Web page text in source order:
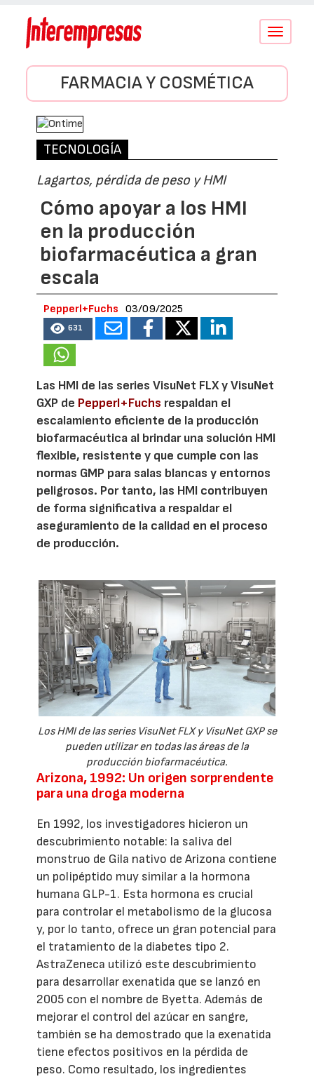
Conmutar
FARMACIA Y COSMÉTICA
TECNOLOGÍA
Lagartos, pérdida de peso y HMI
Cómo apoyar a los HMI
en la producción
biofarmacéutica a gran
escala
Pepperl+Fuchs 03/09/2025
631
Las HMI de las series VisuNet FLX y VisuNet
GXP de Pepperl+Fuchs respaldan el
escalamiento eficiente de la producción
biofarmacéutica al brindar una solución HMI
flexible, resistente y que cumple con las
normas GMP para salas blancas y entornos
peligrosos. Por tanto, las HMI contribuyen
de forma significativa a respaldar el
aseguramiento de la calidad en el proceso
de producción.
Los HMI de las series VisuNet FLX y VisuNet GXP se
pueden utilizar en todas las áreas de la
producción biofarmacéutica.
Arizona, 1992: Un origen sorprendente
para una droga moderna
En 1992, los investigadores hicieron un
descubrimiento notable: la saliva del
monstruo de Gila nativo de Arizona contiene
un polipéptido muy similar a la hormona
humana GLP-1. Esta hormona es crucial
para controlar el metabolismo de la glucosa
y, por lo tanto, ofrece un gran potencial para
el tratamiento de la diabetes tipo 2.
AstraZeneca utilizó este descubrimiento
para desarrollar exenatida que se lanzó en
2005 con el nombre de Byetta. Además de
mejorar el control del azúcar en sangre,
también se ha demostrado que la exenatida
tiene efectos positivos en la pérdida de
peso. Como resultado, los ingredientes